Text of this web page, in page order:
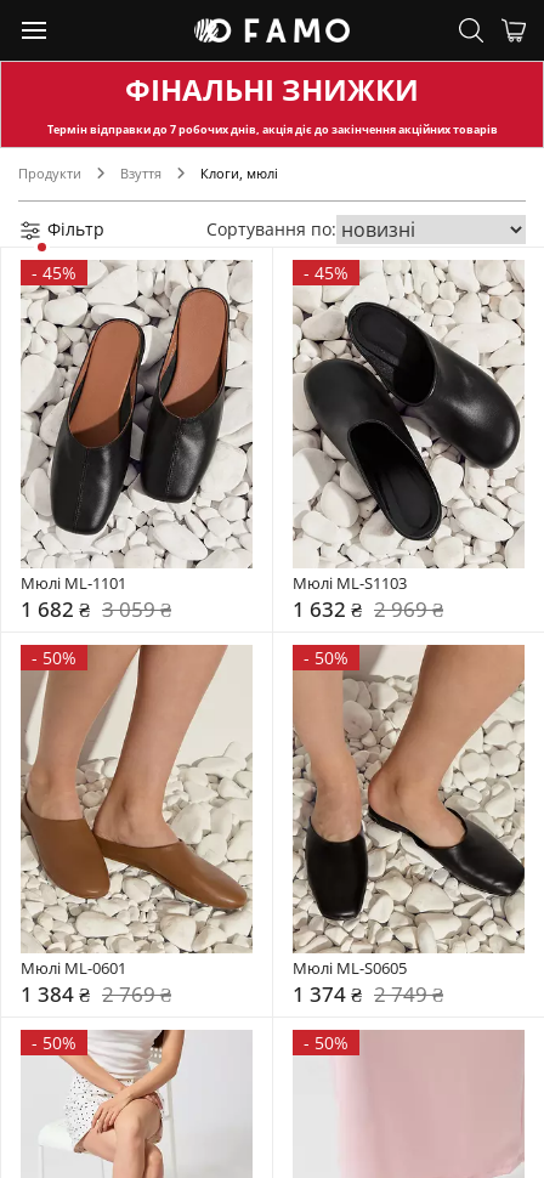
ФІНАЛЬНІ ЗНИЖКИ
Термін відправкидо 7 робочих днів, акція діє до закінчення акційних товарів
Продукти Взуття Клоги, мюлі
Фільтр
Сортування по:
- 45%
Мюлі ML-1101
1 682 ₴ 3 059 ₴
- 45%
Мюлі ML-S1103
1 632 ₴ 2 969 ₴
- 50%
Мюлі ML-0601
1 384 ₴ 2 769 ₴
- 50%
Мюлі ML-S0605
1 374 ₴ 2 749 ₴
- 50% - 50%